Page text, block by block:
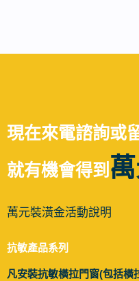
現在來電諮詢或
就有機會得到
萬元裝潢金活動說明
抗敏產品系列
凡安裝抗敏橫拉門窗(包括橫